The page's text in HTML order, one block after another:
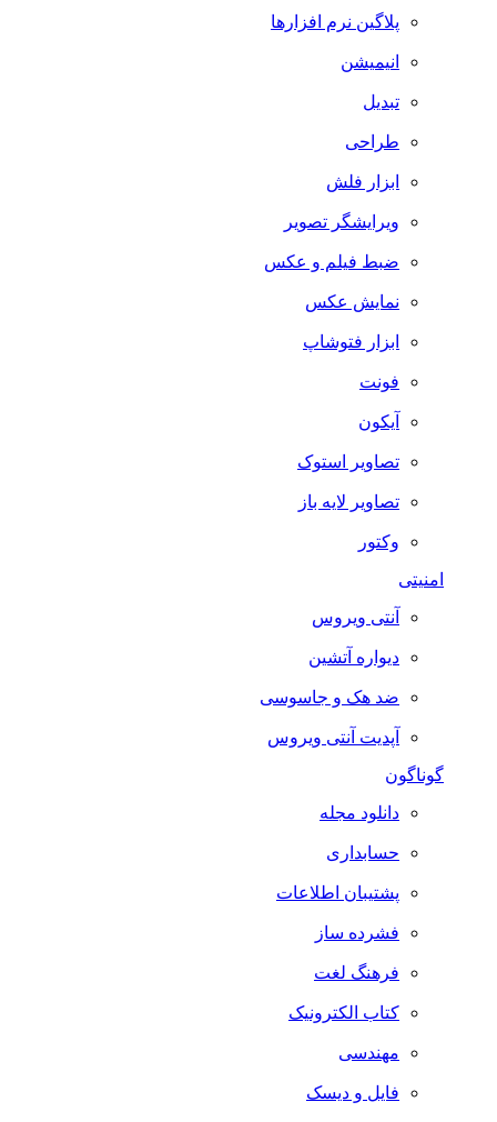
پلاگین نرم افزارها
انیمیشن
تبدیل
طراحی
ابزار فلش
ویرایشگر تصویر
ضبط فيلم و عكس
نمایش عکس
ابزار فتوشاپ
فونت
آیکون
تصاویر استوک
تصاویر لایه باز
وکتور
امنیتی
آنتی ویروس
دیواره آتشین
ضد هک و جاسوسی
آپدیت آنتی ویروس
گوناگون
دانلود مجله
حسابداری
پشتیبان اطلاعات
فشرده ساز
فرهنگ لغت
کتاب الکترونیک
مهندسی
فایل و دیسک